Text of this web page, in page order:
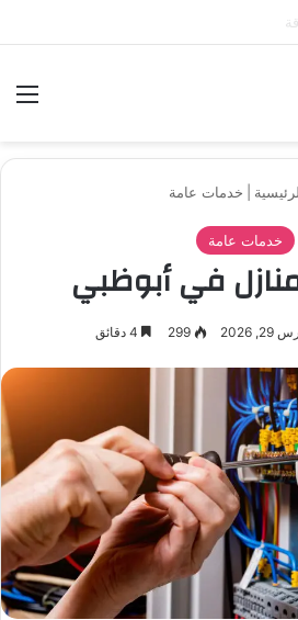
خدمات عامة
خدمات عامة
في أبوظبي
2026
299